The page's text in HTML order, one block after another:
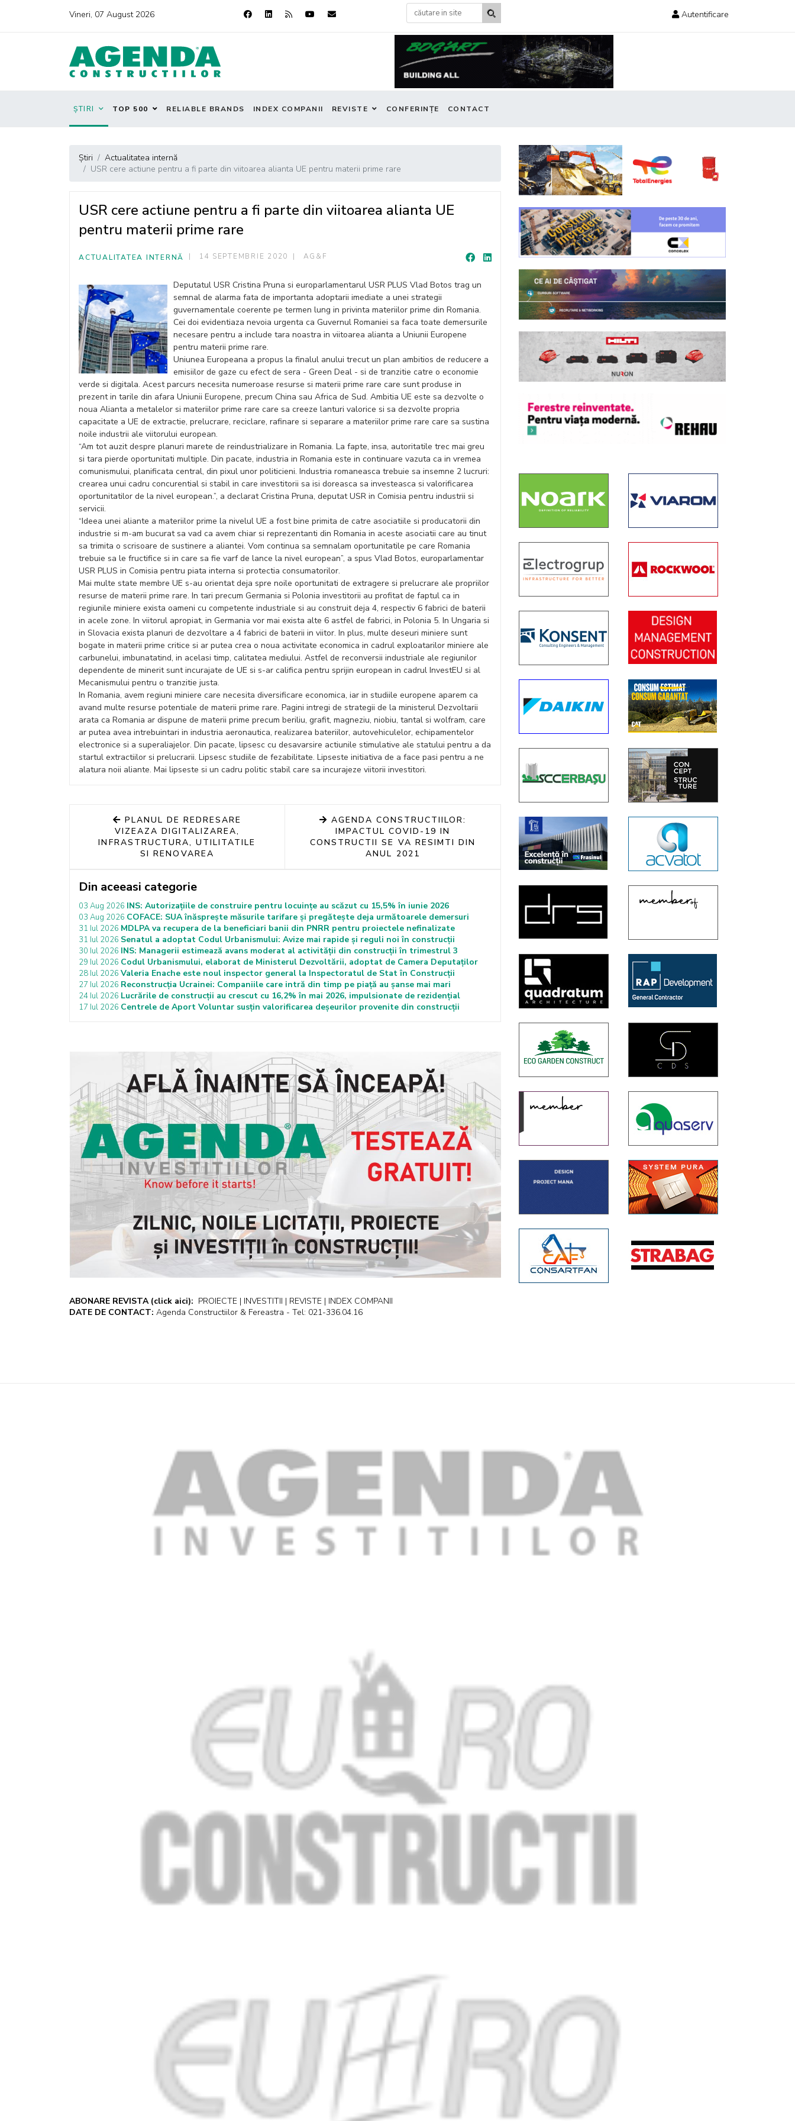
Vineri, 07 August 2026 Autentificare
ȘTIRI TOP 500 RELIABLE BRANDS INDEX COMPANII REVISTE CONFERINȚE CONTACT
Știri
Actualitatea internă
USR cere actiune pentru a fi parte din viitoarea alianta UE pentru materii prime rare
USR cere actiune pentru a fi parte din viitoarea alianta UE
pentru materii prime rare
ACTUALITATEA INTERNĂ 14 SEPTEMBRIE 2020 AG&F
Deputatul USR Cristina Pruna si europarlamentarul USR PLUS Vlad Botos trag un
semnal de alarma fata de importanta adoptarii imediate a unei strategii
guvernamentale coerente pe termen lung in privinta materiilor prime din Romania.
Cei doi evidentiaza nevoia urgenta ca Guvernul Romaniei sa faca toate demersurile
necesare pentru a include tara noastra in viitoarea alianta a Uniunii Europene
pentru materii prime rare.
Uniunea Europeana a propus la finalul anului trecut un plan ambitios de reducere a
emisiilor de gaze cu efect de sera - Green Deal - si de tranzitie catre o economie
verde si digitala. Acest parcurs necesita numeroase resurse si materii prime rare care sunt produse in
prezent in tarile din afara Uniunii Europene, precum China sau Africa de Sud. Ambitia UE este sa dezvolte o
noua Alianta a metalelor si materiilor prime rare care sa creeze lanturi valorice si sa dezvolte propria
capacitate a UE de extractie, prelucrare, reciclare, rafinare si separare a materiilor prime rare care sa sustina
noile industrii ale viitorului european.
“Am tot auzit despre planuri marete de reindustrializare in Romania. La fapte, insa, autoritatile trec mai greu
si tara pierde oportunitati multiple. Din pacate, industria in Romania este in continuare vazuta ca in vremea
comunismului, planificata central, din pixul unor politicieni. Industria romaneasca trebuie sa insemne 2 lucruri:
crearea unui cadru concurential si stabil in care investitorii sa isi doreasca sa investeasca si valorificarea
oportunitatilor de la nivel european.”, a declarat Cristina Pruna, deputat USR in Comisia pentru industrii si
servicii.
“Ideea unei aliante a materiilor prime la nivelul UE a fost bine primita de catre asociatiile si producatorii din
industrie si m-am bucurat sa vad ca avem chiar si reprezentanti din Romania in aceste asociatii care au tinut
sa trimita o scrisoare de sustinere a aliantei. Vom continua sa semnalam oportunitatile pe care Romania
trebuie sa le fructifice si in care sa fie varf de lance la nivel european”, a spus Vlad Botos, europarlamentar
USR PLUS in Comisia pentru piata interna si protectia consumatorilor.
Mai multe state membre UE s-au orientat deja spre noile oportunitati de extragere si prelucrare ale propriilor
resurse de materii prime rare. In tari precum Germania si Polonia investitorii au profitat de faptul ca in
regiunile miniere exista oameni cu competente industriale si au construit deja 4, respectiv 6 fabrici de baterii
in acele zone. In viitorul apropiat, in Germania vor mai exista alte 6 astfel de fabrici, in Polonia 5. In Ungaria si
in Slovacia exista planuri de dezvoltare a 4 fabrici de baterii in viitor. In plus, multe deseuri miniere sunt
bogate in materii prime critice si ar putea crea o noua activitate economica in cadrul exploatarilor miniere ale
carbunelui, imbunatatind, in acelasi timp, calitatea mediului. Astfel de reconversii industriale ale regiunilor
dependente de minerit sunt incurajate de UE si s-ar califica pentru sprijin european in cadrul InvestEU si al
Mecanismului pentru o tranzitie justa.
In Romania, avem regiuni miniere care necesita diversificare economica, iar in studiile europene aparem ca
avand multe resurse potentiale de materii prime rare. Pagini intregi de strategii de la ministerul Dezvoltarii
arata ca Romania ar dispune de materii prime precum beriliu, grafit, magneziu, niobiu, tantal si wolfram, care
ar putea avea intrebuintari in industria aeronautica, realizarea bateriilor, autovehiculelor, echipamentelor
electronice si a superaliajelor. Din pacate, lipsesc cu desavarsire actiunile stimulative ale statului pentru a da
startul extractiilor si prelucrarii. Lipsesc studiile de fezabilitate. Lipseste initiativa de a face pasi pentru a ne
alatura noii aliante. Mai lipseste si un cadru politic stabil care sa incurajeze viitorii investitori.
PLANUL DE REDRESARE
VIZEAZA DIGITALIZAREA,
INFRASTRUCTURA, UTILITATILE
SI RENOVAREA
AGENDA CONSTRUCTIILOR:
IMPACTUL COVID-19 IN
CONSTRUCTII SE VA RESIMTI DIN
ANUL 2021
Din aceeasi categorie
03 Aug 2026 INS: Autorizațiile de construire pentru locuințe au scăzut cu 15,5% în iunie 2026
03 Aug 2026 COFACE: SUA înăsprește măsurile tarifare și pregătește deja următoarele demersuri
31 Iul 2026 MDLPA va recupera de la beneficiari banii din PNRR pentru proiectele nefinalizate
31 Iul 2026 Senatul a adoptat Codul Urbanismului: Avize mai rapide și reguli noi în construcții
30 Iul 2026 INS: Managerii estimează avans moderat al activității din construcții în trimestrul 3
29 Iul 2026 Codul Urbanismului, elaborat de Ministerul Dezvoltării, adoptat de Camera Deputaților
28 Iul 2026 Valeria Enache este noul inspector general la Inspectoratul de Stat în Construcții
27 Iul 2026 Reconstrucția Ucrainei: Companiile care intră din timp pe piață au șanse mai mari
24 Iul 2026 Lucrările de construcții au crescut cu 16,2% în mai 2026, impulsionate de rezidențial
17 Iul 2026 Centrele de Aport Voluntar susțin valorificarea deșeurilor provenite din construcții
ABONARE REVISTA (click aici): PROIECTE | INVESTITII | REVISTE | INDEX COMPANII
DATE DE CONTACT: Agenda Constructiilor & Fereastra - Tel: 021-336.04.16